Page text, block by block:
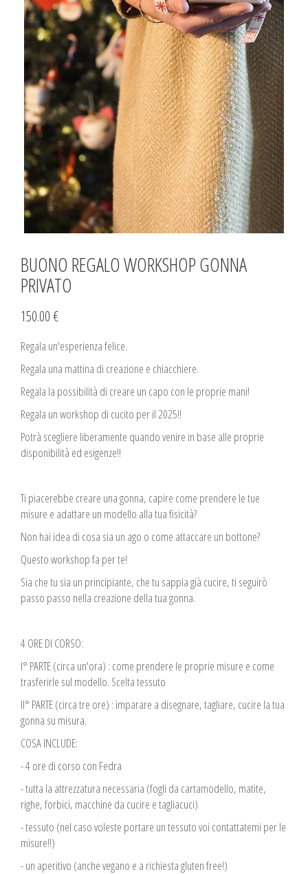
BUONO REGALO WORKSHOP GONNA
PRIVATO
150.00 €
Regala un'esperienza felice.
Regala una mattina di creazione e chiacchiere.
Regala la possibilità di creare un capo con le proprie mani!
Regala un workshop di cucito per il 2025!!
Potrà scegliere liberamente quando venire in base alle proprie
disponibilità ed esigenze!!
Ti piacerebbe creare una gonna, capire come prendere le tue
misure e adattare un modello alla tua fisicità?
Non hai idea di cosa sia un ago o come attaccare un bottone?
Questo workshop fa per te!
Sia che tu sia un principiante, che tu sappia già cucire, ti seguirò
passo passo nella creazione della tua gonna.
4 ORE DI CORSO:
I° PARTE (circa un'ora) : come prendere le proprie misure e come
trasferirle sul modello. Scelta tessuto
II° PARTE (circa tre ore) : imparare a disegnare, tagliare, cucire la tua
gonna su misura.
COSA INCLUDE:
- 4 ore di corso con Fedra
- tutta la attrezzatura necessaria (fogli da cartamodello, matite,
righe, forbici, macchine da cucire e tagliacuci)
- tessuto (nel caso voleste portare un tessuto voi contattatemi per le
misure!!)
- un aperitivo (anche vegano e a richiesta gluten free!)